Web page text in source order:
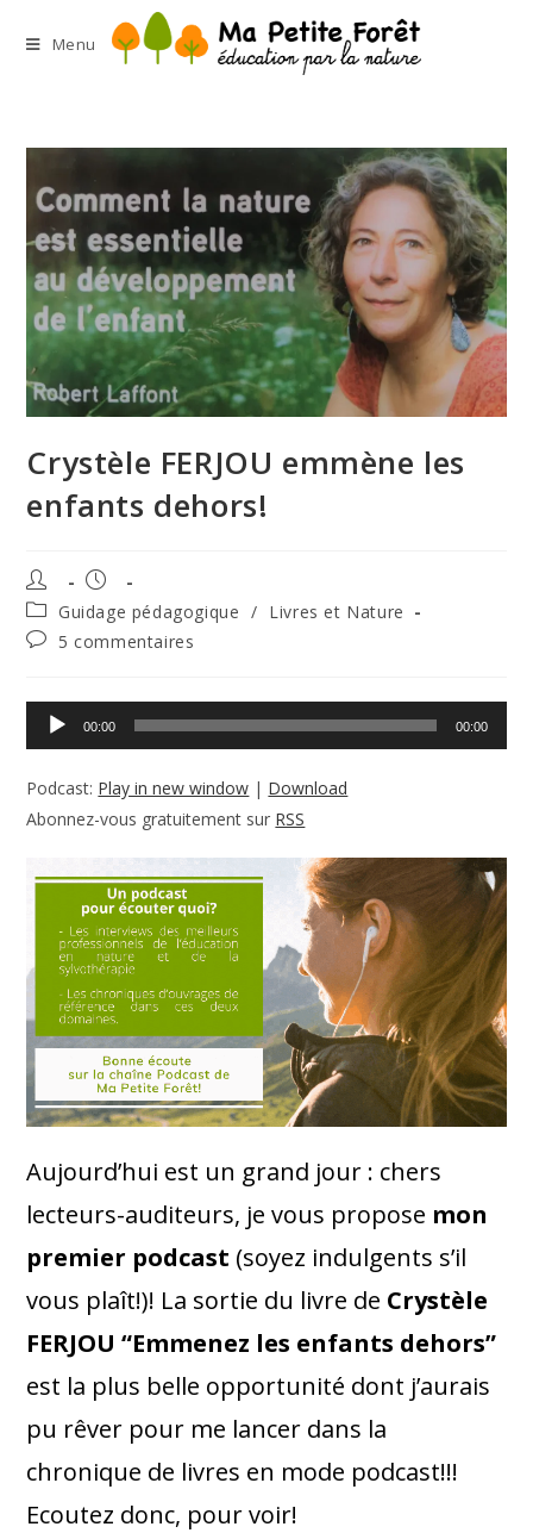
Menu
Crystèle FERJOU emmène les
enfants dehors!
Guidage pédagogique / Livres et Nature
5 commentaires
Lecteur
audio
00:00 00:00
Podcast: Play in new window | Download
Abonnez-vous gratuitement sur RSS
Aujourd’hui est un grand jour : chers
lecteurs-auditeurs, je vous propose mon
premier podcast (soyez indulgents s’il
vous plaît!)! La sortie du livre de Crystèle
FERJOU “Emmenez les enfants dehors”
est la plus belle opportunité dont j’aurais
pu rêver pour me lancer dans la
chronique de livres en mode podcast!!!
Ecoutez donc, pour voir!